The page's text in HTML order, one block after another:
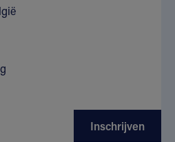
Inschrijven